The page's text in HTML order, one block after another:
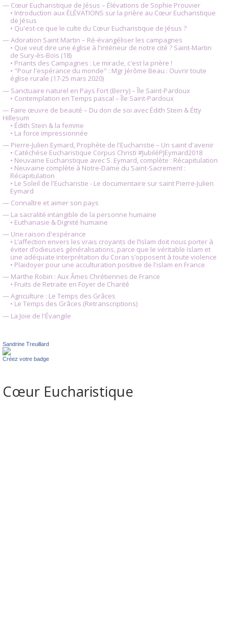
— Cœur Eucharistique de Jésus – Élévations de Sophie Prouvier
• Introduction aux ÉLÉVATIONS sur la prière au Cœur Eucharistique
de Jésus
• Qu'est-ce que le culte du Cœur Eucharistique de Jésus ?
— Adoration Saint Martin – Ré-évangéliser les campagnes
• Que veut dire une église à l'intérieur de notre cité ? Saint-Martin
de Sury-ès-Bois (18)
• Priants des Campagnes : Le miracle, c'est la prière !
• "Pour l'espérance du monde" : Mgr Jérôme Beau : Ouvrir toute
église rurale (17-25 mars 2020)
— Sanctuaire naturel en Pays Fort (Berry) – Île Saint-Pardoux
• Contemplation en Temps pascal – Île Saint-Pardoux
— Faire œuvre de beauté – Du don de soi avec Édith Stein & Étty
Hillesum
• Édith Stein & la femme
• La force impressionnée
— Pierre-Julien Eymard, Prophète de l'Eucharistie – Un saint d'avenir
• Catéchèse Eucharistique Corpus Christi #JubiléPJEymard2018
• Neuvaine Eucharistique avec S. Eymard, complète : Récapitulation
• Neuvaine complète à Notre-Dame du Saint-Sacrement :
Récapitulation
• Le Soleil de l'Eucharistie - Le documentaire sur saint Pierre-Julien
Eymard
— Connaître et aimer son pays
— La sacralité intangible de la personne humaine
• Euthanasie & Dignité humaine
— Une raison d'espérance
• L’affection envers les vrais croyants de l’Islam doit nous porter à
éviter d’odieuses généralisations, parce que le véritable Islam et
une adéquate interprétation du Coran s’opposent à toute violence
• Plaidoyer pour une acculturation positive de l'islam en France
— Marthe Robin : Aux Âmes Chrétiennes de France
• Fruits de Retraite en Foyer de Charité
— Agriculture : Le Temps des Grâces
• Le Temps des Grâces (Retranscriptions)
— La Joie de l'Évangile
Sandrine Treuillard
Créez votre badge
Cœur Eucharistique